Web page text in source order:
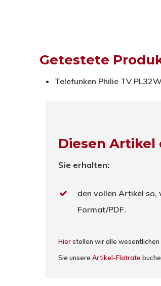
Getestete
Telefunken Philie TV
Diesen
Sie erhalten:
den vollen Artikel so,
Format/PDF.
Hierstellen wir alle wesentlichen
Sie unsere Artikel-Flatrate